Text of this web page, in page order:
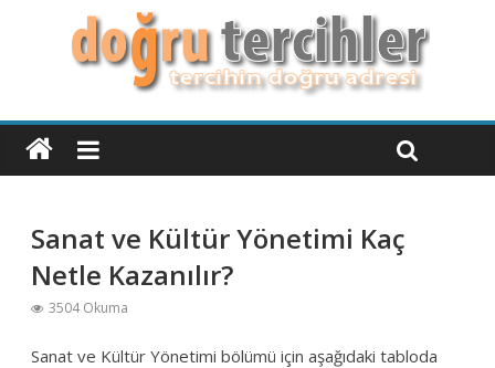
Sanat ve Kültür Yönetimi Kaç
Netle Kazanılır?
3504 Okuma
Sanat ve Kültür Yönetimi bölümü için aşağıdaki tabloda